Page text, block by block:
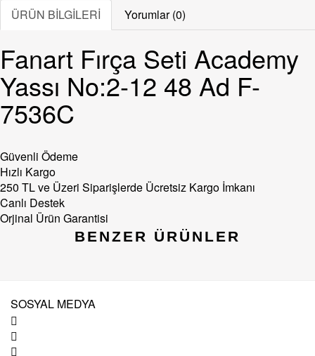
ÜRÜN BİLGİLERİ Yorumlar (0)
Fanart Fırça Seti Academy
Yassı No:2-12 48 Ad F-
7536C
Güvenli Ödeme
Hızlı Kargo
250 TL ve Üzeri Siparişlerde Ücretsiz Kargo İmkanı
Canlı Destek
Orjinal Ürün Garantisi
BENZER ÜRÜNLER
SOSYAL MEDYA